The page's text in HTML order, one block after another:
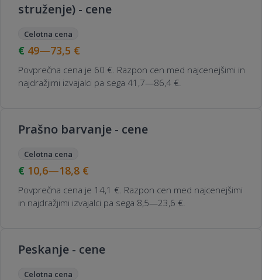
struženje) - cene
Celotna cena
49—73,5 €
Povprečna cena je 60 €. Razpon cen med najcenejšimi in
najdražjimi izvajalci pa sega 41,7—86,4 €.
Prašno barvanje - cene
Celotna cena
10,6—18,8 €
Povprečna cena je 14,1 €. Razpon cen med najcenejšimi
in najdražjimi izvajalci pa sega 8,5—23,6 €.
Peskanje - cene
Celotna cena